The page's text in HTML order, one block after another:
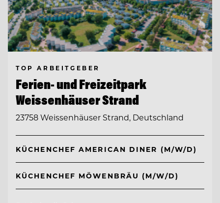
TOP ARBEITGEBER
Ferien- und Freizeitpark
Weissenhäuser Strand
23758 Weissenhäuser Strand, Deutschland
KÜCHENCHEF AMERICAN DINER (M/W/D)
KÜCHENCHEF MÖWENBRÄU (M/W/D)